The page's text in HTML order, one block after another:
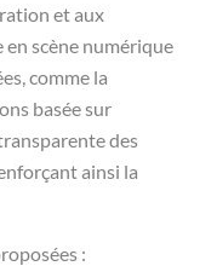
et aux
scène numérique
comme la
basée sur
des
ainsi la
: